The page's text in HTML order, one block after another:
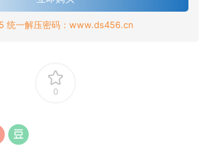
统一解压密码：www.ds456.cn
0